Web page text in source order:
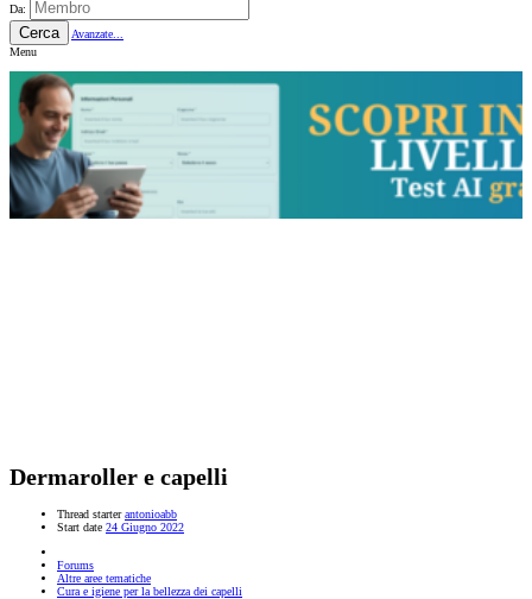
Da:
Cerca
Avanzate...
Menu
Dermaroller e capelli
Thread starter antonioabb
Start date 24 Giugno 2022
Forums
Altre aree tematiche
Cura e igiene per la bellezza dei capelli